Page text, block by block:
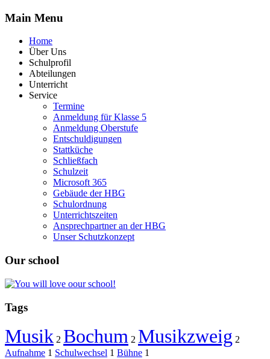
Main Menu
Home
Über Uns
Schulprofil
Abteilungen
Unterricht
Service
Termine
Anmeldung für Klasse 5
Anmeldung Oberstufe
Entschuldigungen
Stattküche
Schließfach
Schulzeit
Microsoft 365
Gebäude der HBG
Schulordnung
Unterrichtszeiten
Ansprechpartner an der HBG
Unser Schutzkonzept
Our school
Tags
Musik 2 Bochum 2 Musikzweig 2
Aufnahme 1 Schulwechsel 1 Bühne 1